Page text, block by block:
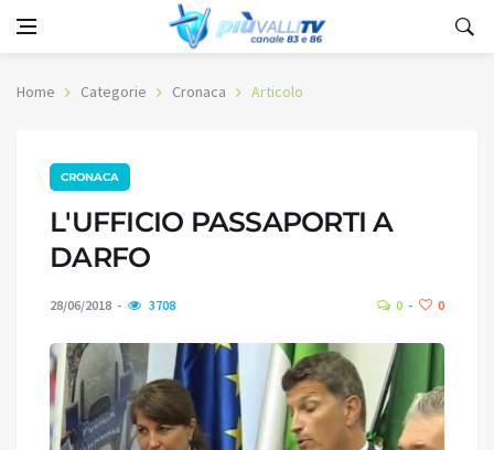
Home Categorie Cronaca Articolo
CRONACA
L'UFFICIO PASSAPORTI A
DARFO
28/06/2018 3708 0 0